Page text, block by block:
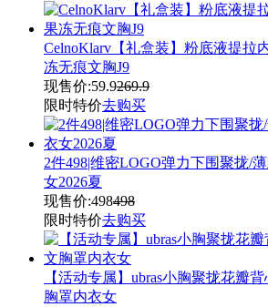
CelnoKlarv【礼盒装】粉底液提拉
冻无痕文胸J9
现售价:59.9269.9
限时特价去购买
2件498|维密LOGO弹力下围聚拢/
女2026夏
现售价:498498
限时特价去购买
【活动专属】ubras小胸聚拢花瓣
胸罩内衣女